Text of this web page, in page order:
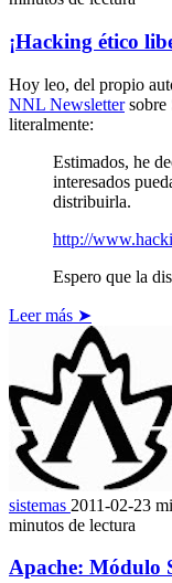
¡Hacking ético
Hoy leo, del propio
NNL Newslettersobre
literalmente:
Estimados, he
interesados
distribuirla.
http://
Espero que la
Leer más ➤
sistemas 2011-02-23
minutos de lectura
Apache: Módulo